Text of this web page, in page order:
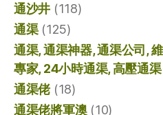
通沙井 (118)
通渠(125)
通渠, 通渠神器, 通渠公司,
專家, 24小時通渠, 高壓通渠
通渠佬(18)
通渠佬將軍澳(10)